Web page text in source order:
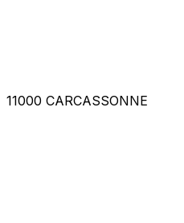
11000 CARCASSONNE